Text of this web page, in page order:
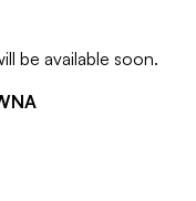
be available soon.